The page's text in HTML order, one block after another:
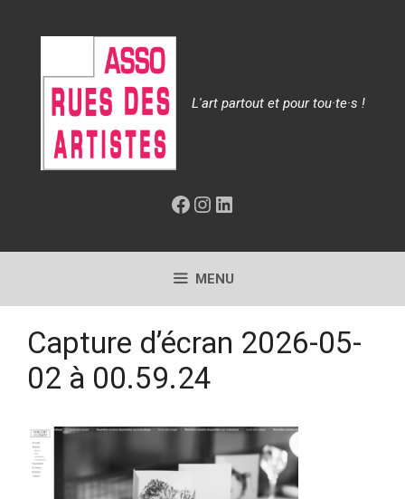
L'art partout et pour tou·te·s !
Facebook
Instagram
LinkedIn
MENU
Capture d’écran 2026-05-
02 à 00.59.24